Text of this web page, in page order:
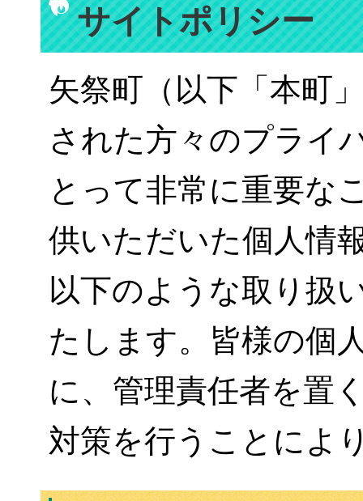
サイトポリシー
矢祭町（以下「本町
された方々のプライ
とって非常に重要な
供いただいた個人情
以下のような取り扱
たします。皆様の個
に、管理責任者を置
対策を行うことによ